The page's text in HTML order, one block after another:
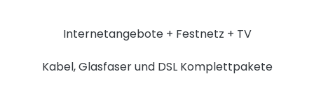
Internetangebote + Festnetz + TV
Kabel, Glasfaser und DSL Komplettpakete